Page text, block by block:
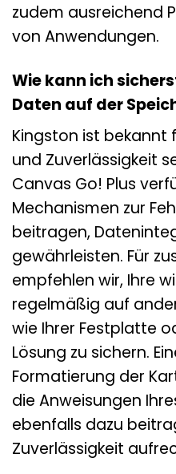
zudem ausreichend
von Anwendungen.
Wie kann ich
Daten auf der
Kingston ist bekannt
und Zuverlässigkeit
Canvas Go! Plus
Mechanismen zur
beitragen,
gewährleisten. Für
empfehlen wir, Ihre
regelmäßig auf
wie Ihrer Festplatte
Lösung zu sichern.
Formatierung der
die Anweisungen
ebenfalls dazu
Zuverlässigkeit